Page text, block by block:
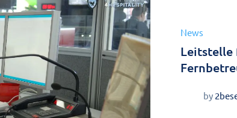
News
Leitstelle
by